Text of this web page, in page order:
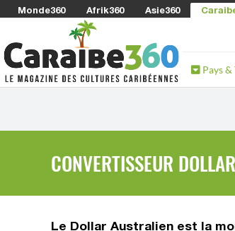
Monde360 Afrik360 Asie360
Pays &
CONVERTISSEUR
Le Dollar Australien est la